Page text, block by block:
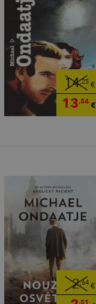
14,25€
13,54€
2,64€
,51